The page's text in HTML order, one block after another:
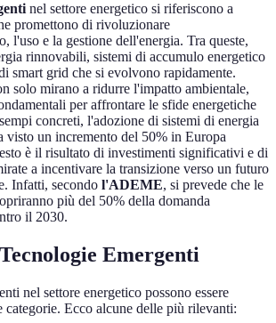
nel settore energetico si riferiscono a
promettono di rivoluzionare
l'uso e la gestione dell'energia. Tra queste,
rinnovabili, sistemi di accumulo energetico
smart grid che si evolvono rapidamente.
solo mirano a ridurre l'impatto ambientale,
per affrontare le sfide energetiche
concreti, l'adozione di sistemi di energia
visto un incremento del 50% in Europa
è il risultato di investimenti significativi e di
a incentivare la transizione verso un futuro
Infatti, secondo l'ADEME, si prevede che le
più del 50% della domanda
il 2030.
Emergenti
nel settore energetico possono essere
categorie. Ecco alcune delle più rilevanti: